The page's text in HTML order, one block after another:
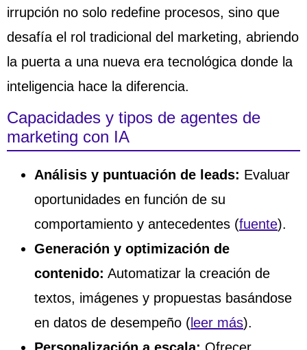
irrupción no solo redefine procesos, sino que
desafía el rol tradicional del marketing, abriendo
la puerta a una nueva era tecnológica donde la
inteligencia hace la diferencia.
Capacidades y tipos de agentes de
marketing con IA
Análisis y puntuación de leads: Evaluar
oportunidades en función de su
comportamiento y antecedentes (fuente).
Generación y optimización de
contenido: Automatizar la creación de
textos, imágenes y propuestas basándose
en datos de desempeño (leer más).